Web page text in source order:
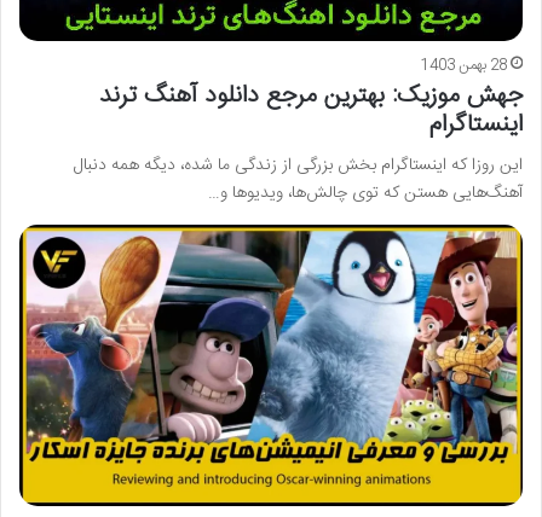
28 بهمن 1403
جهش موزیک: بهترین مرجع دانلود آهنگ ترند
اینستاگرام
این روزا که اینستاگرام بخش بزرگی از زندگی ما شده، دیگه همه دنبال
آهنگ‌هایی هستن که توی چالش‌ها، ویدیوها و…